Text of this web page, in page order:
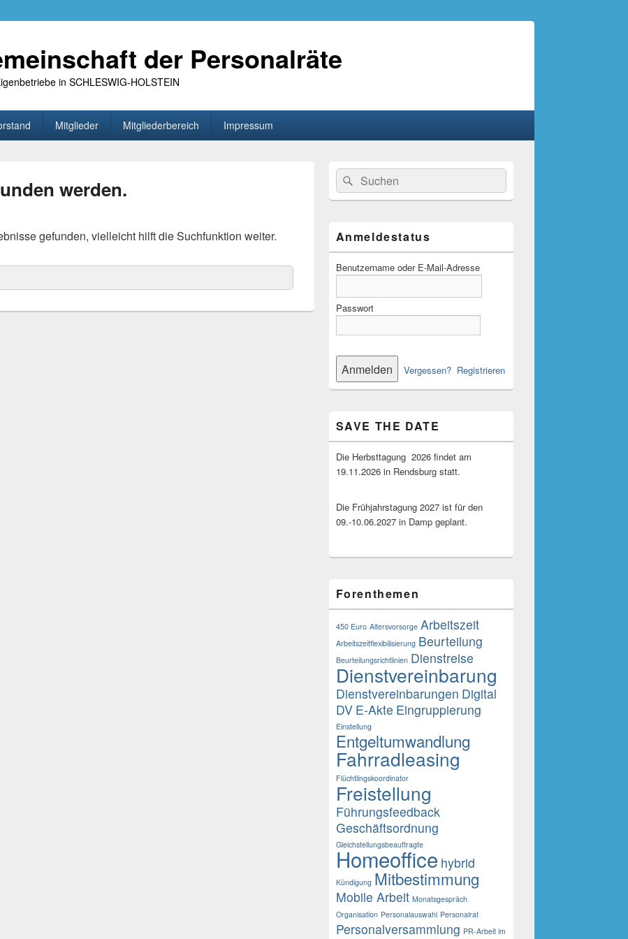
der Personalräte
in SCHLESWIG-HOLSTEIN
Mitglieder Mitgliederbereich Impressum
werden.
gefunden, vielleicht hilft die Suchfunktion weiter.
Primärer
Seitenleisten-
Widgetbereich
Suche
nach:
Suchen
Anmeldestatus
Benutzername oder E-Mail-Adresse
Passwort
Vergessen? Registrieren
SAVE THE DATE
Die Herbsttagung 2026 findet am
19.11.2026 in Rendsburg statt.
Die Frühjahrstagung 2027 ist für den
09.-10.06.2027 in Damp geplant.
Forenthemen
450 Euro Altersvorsorge Arbeitszeit
Arbeitszeitflexibilisierung Beurteilung
Beurteilungsrichtlinien Dienstreise
Dienstvereinbarung
Dienstvereinbarungen Digital
DV E-Akte Eingruppierung
Einstellung
Entgeltumwandlung
Fahrradleasing
Flüchtlingskoordinator
Freistellung
Führungsfeedback
Geschäftsordnung
Gleichstellungsbeauftragte
Homeoffice hybrid
Kündigung Mitbestimmung
Mobile Arbeit Monatsgespräch
Organisation Personalauswahl Personalrat
Personalversammlung PR-Arbeit im